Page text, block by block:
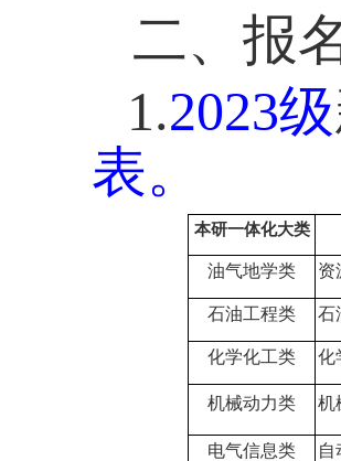
二、报
1.2023级
表。
本研一体化大类
油气地学类 资
石油工程类 石
化学化工类 化
机械动力类 机
电气信息类 自